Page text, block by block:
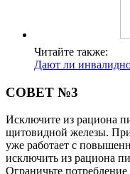
Читайте также:
Дают ли
СОВЕТ №3
Исключите из рациона
щитовидной железы. При
уже работает с
исключить из рациона
Ограничьте